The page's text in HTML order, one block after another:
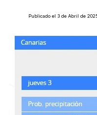
Publicado el 3 de Abril de